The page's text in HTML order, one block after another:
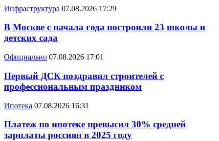
Инфраструктура 07.08.2026 17:29
В Москве с начала года построили 23 школы и
детских сада
Официально 07.08.2026 17:01
Первый ДСК поздравил строителей с
профессиональным праздником
Ипотека 07.08.2026 16:31
Платеж по ипотеке превысил 30% средней
зарплаты россиян в 2025 году